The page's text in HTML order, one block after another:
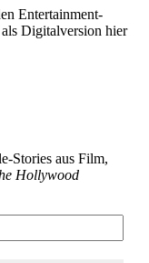
Entertainment-
Digitalversion hier
Stories aus Film,
Hollywood